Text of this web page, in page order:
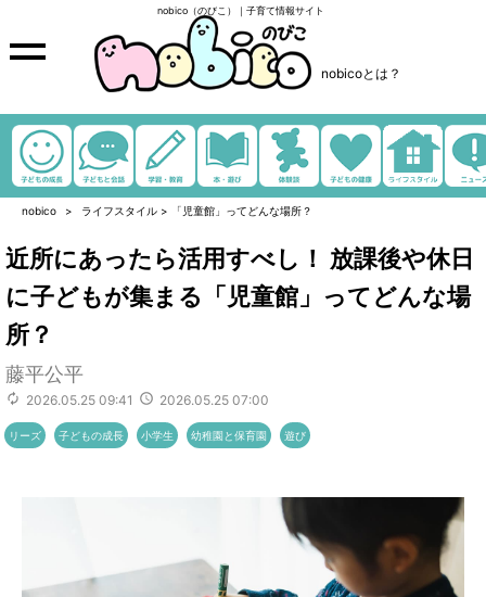
nobico（のびこ）｜子育て情報サイト
nobicoとは？
nobico ライフスタイル > 「児童館」ってどんな場所？
近所にあったら活用すべし！ 放課後や休日
に子どもが集まる「児童館」ってどんな場
所？
藤平公平
2026.05.25 09:41 2026.05.25 07:00
リーズ 子どもの成長 小学生 幼稚園と保育園 遊び